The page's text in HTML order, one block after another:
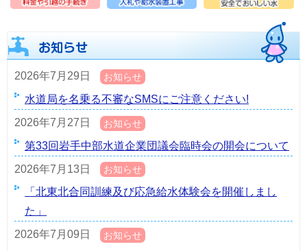
2026年7月29日 お知らせ
水道局を名乗る不審なSMSにご注意ください!
2026年7月27日
お知らせ
第33回岩手中部水道企業団議会臨時会の開会について
2026年7月13日
お知らせ
「北東北合同訓練及び応急給水体験会を開催しまし
た」
2026年7月09日
お知らせ